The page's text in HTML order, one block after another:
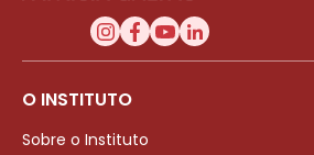
O INSTITUTO
Sobre o Instituto